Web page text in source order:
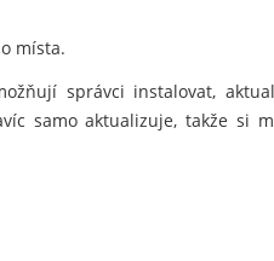
místa.
správci instalovat,
samo aktualizuje, takže si